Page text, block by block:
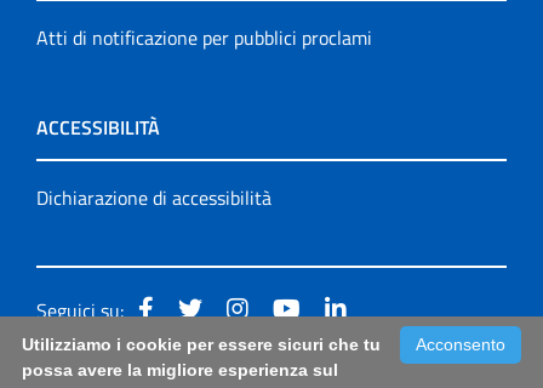
Atti di notificazione per pubblici proclami
ACCESSIBILITÀ
Dichiarazione di accessibilità
Seguici su:
Accessibilità: form di segnalazione di prima istanza per
Acconsento
Utilizziamo i cookie per essere sicuri che tu
possa avere la migliore esperienza sul